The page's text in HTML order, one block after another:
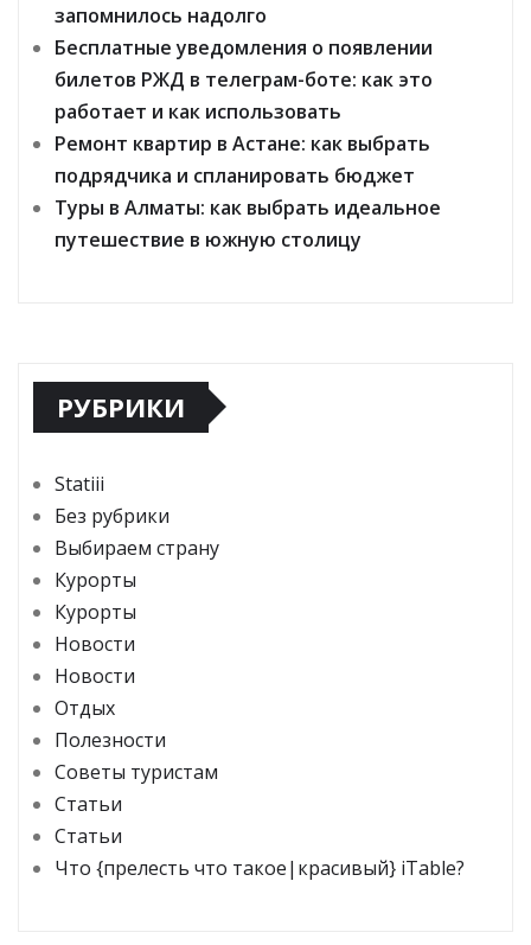
запомнилось надолго
Бесплатные уведомления о появлении
билетов РЖД в телеграм-боте: как это
работает и как использовать
Ремонт квартир в Астане: как выбрать
подрядчика и спланировать бюджет
Туры в Алматы: как выбрать идеальное
путешествие в южную столицу
РУБРИКИ
Statiii
Без рубрики
Выбираем страну
Курорты
Курорты
Новости
Новости
Отдых
Полезности
Советы туристам
Статьи
Статьи
Что {прелесть что такое|красивый} iTable?